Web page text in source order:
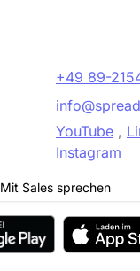
+49 89-
YouTube ,
Instagram
Mit Sales sprechen